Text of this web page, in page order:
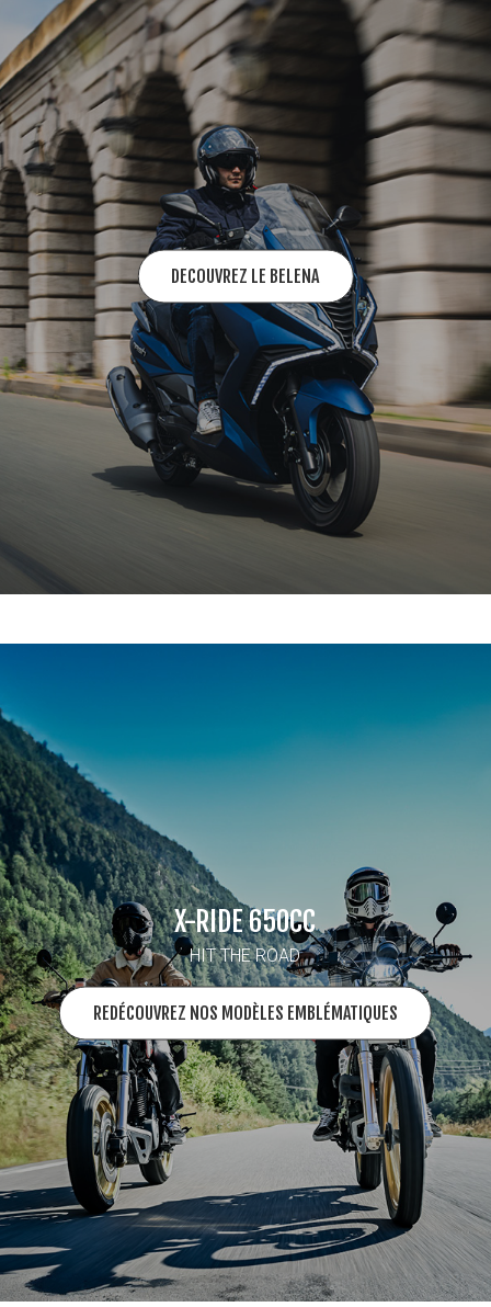
DECOUVREZ LE BELENA
X-RIDE 650CC
HIT THE ROAD
REDÉCOUVREZ NOS MODÈLES EMBLÉMATIQUES